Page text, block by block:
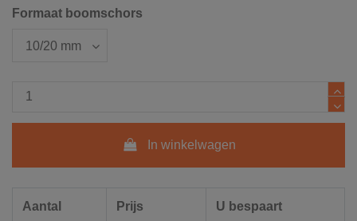
Formaat boomschors
In winkelwagen
Aantal Prijs U bespaart